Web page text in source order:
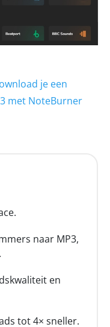
je een
met NoteBurner
naar MP3,
en
tot 4× sneller.